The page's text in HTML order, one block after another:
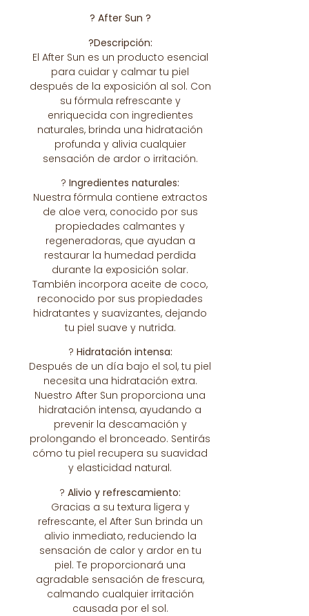
? After Sun ?
?Descripción:
El After Sun es un producto esencial
para cuidar y calmar tu piel
después de la exposición al sol. Con
su fórmula refrescante y
enriquecida con ingredientes
naturales, brinda una hidratación
profunda y alivia cualquier
sensación de ardor o irritación.
? Ingredientes naturales:
Nuestra fórmula contiene extractos
de aloe vera, conocido por sus
propiedades calmantes y
regeneradoras, que ayudan a
restaurar la humedad perdida
durante la exposición solar.
También incorpora aceite de coco,
reconocido por sus propiedades
hidratantes y suavizantes, dejando
tu piel suave y nutrida.
? Hidratación intensa:
Después de un día bajo el sol, tu piel
necesita una hidratación extra.
Nuestro After Sun proporciona una
hidratación intensa, ayudando a
prevenir la descamación y
prolongando el bronceado. Sentirás
cómo tu piel recupera su suavidad
y elasticidad natural.
? Alivio y refrescamiento:
Gracias a su textura ligera y
refrescante, el After Sun brinda un
alivio inmediato, reduciendo la
sensación de calor y ardor en tu
piel. Te proporcionará una
agradable sensación de frescura,
calmando cualquier irritación
causada por el sol.